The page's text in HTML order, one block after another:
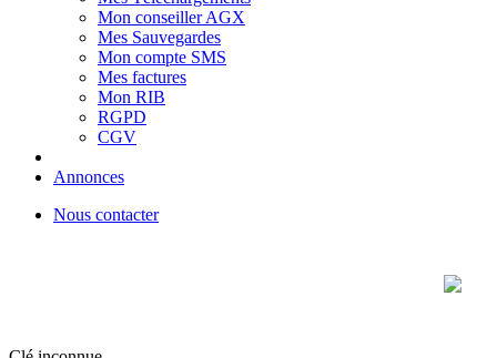
Mon conseiller AGX
Mes Sauvegardes
Mon compte SMS
Mes factures
Mon RIB
RGPD
CGV
Annonces
Nous contacter